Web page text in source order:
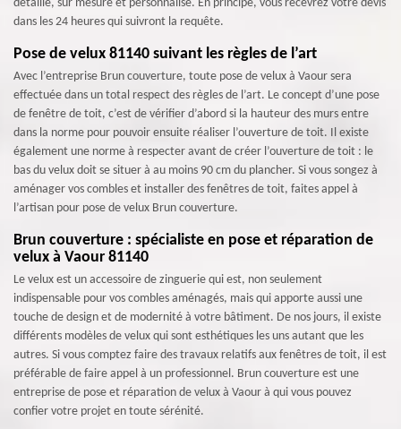
détaillé, sur mesure et personnalisé. En principe, vous recevrez votre devis
dans les 24 heures qui suivront la requête.
Pose de velux 81140 suivant les règles de l’art
Avec l’entreprise Brun couverture, toute pose de velux à Vaour sera
effectuée dans un total respect des règles de l’art. Le concept d’une pose
de fenêtre de toit, c’est de vérifier d’abord si la hauteur des murs entre
dans la norme pour pouvoir ensuite réaliser l’ouverture de toit. Il existe
également une norme à respecter avant de créer l’ouverture de toit : le
bas du velux doit se situer à au moins 90 cm du plancher. Si vous songez à
aménager vos combles et installer des fenêtres de toit, faites appel à
l’artisan pour pose de velux Brun couverture.
Brun couverture : spécialiste en pose et réparation de
velux à Vaour 81140
Le velux est un accessoire de zinguerie qui est, non seulement
indispensable pour vos combles aménagés, mais qui apporte aussi une
touche de design et de modernité à votre bâtiment. De nos jours, il existe
différents modèles de velux qui sont esthétiques les uns autant que les
autres. Si vous comptez faire des travaux relatifs aux fenêtres de toit, il est
préférable de faire appel à un professionnel. Brun couverture est une
entreprise de pose et réparation de velux à Vaour à qui vous pouvez
confier votre projet en toute sérénité.